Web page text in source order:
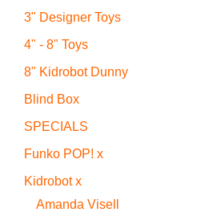
3" Designer Toys
4" - 8" Toys
8" Kidrobot Dunny
Blind Box
SPECIALS
Funko POP! x
Kidrobot x
Amanda Visell